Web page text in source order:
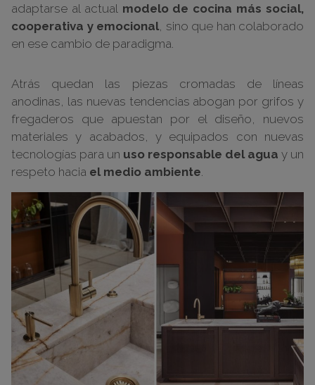
adaptarse al actual modelo de cocina más social,
cooperativa y emocional, sino que han colaborado
en ese cambio de paradigma.
Atrás quedan las piezas cromadas de líneas
anodinas, las nuevas tendencias abogan por grifos y
fregaderos que apuestan por el diseño, nuevos
materiales y acabados, y equipados con nuevas
tecnologías para un uso responsable del agua y un
respeto hacia el medio ambiente